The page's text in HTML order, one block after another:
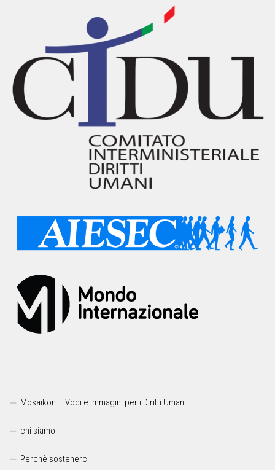
Mosaikon – Voci e immagini per i Diritti Umani
chi siamo
Perchè sostenerci